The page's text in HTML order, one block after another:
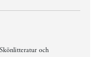
Skönlitteratur och